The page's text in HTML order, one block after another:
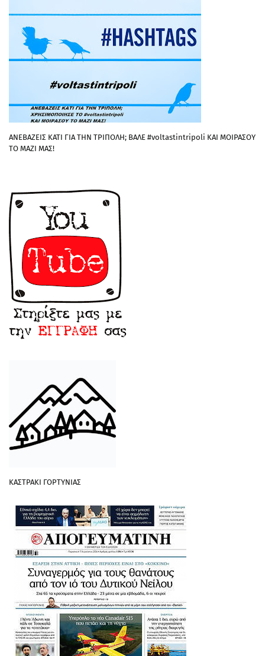
ΑΝΕΒΑΖΕΙΣ ΚΑΤΙ ΓΙΑ ΤΗΝ ΤΡΙΠΟΛΗ; ΒΑΛΕ #voltastintripoli ΚΑΙ ΜΟΙΡΑΣΟΥ
ΤΟ ΜΑΖΙ ΜΑΣ!
ΚΑΣΤΡΑΚΙ ΓΟΡΤΥΝΙΑΣ